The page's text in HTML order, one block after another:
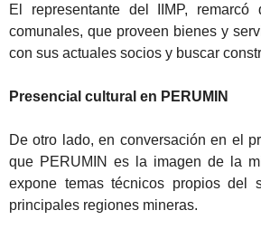
El representante del IIMP,
comunales, que proveen bienes y
con sus actuales socios y buscar
Presencial cultural en PERUMIN
De otro lado, en conversación en el
que PERUMIN es la imagen de la
expone temas técnicos propios del
principales regiones mineras.